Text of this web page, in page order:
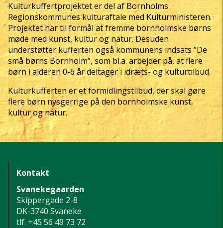
Kulturkuffertprojektet er del af Bornholms
Regionskommunes kulturaftale med Kulturministeren.
Projektet har til formål at fremme bornholmske børns
møde med kunst, kultur og natur. Desuden
understøtter kufferten også kommunens indsats ”De
små børns Bornholm”, som bl.a. arbejder på, at flere
børn i alderen 0-6 år deltager i idræts- og kulturtilbud.
Kulturkufferten er et formidlingstilbud, der skal gøre
flere børn nysgerrige på den bornholmske kunst,
kultur og natur.
Kontakt
Svanekegaarden
Skippergade 2-8
DK-3740 Svaneke
tlf. +45 56 49 73 72